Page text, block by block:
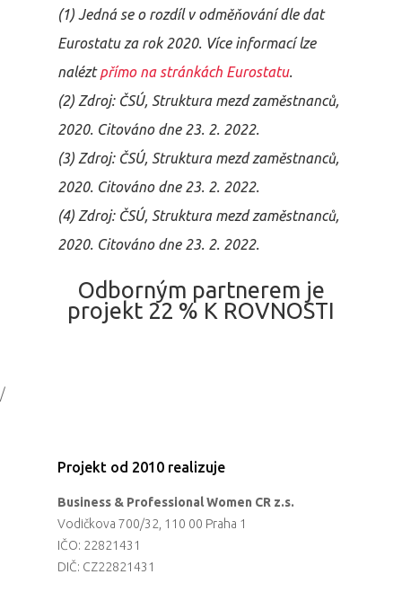
(1) Jedná se o rozdíl v odměňování dle dat
Eurostatu za rok 2020. Více informací lze
naléztpřímo na stránkách Eurostatu.
(2) Zdroj: ČSÚ, Struktura mezd zaměstnanců,
2020. Citováno dne 23. 2. 2022.
(3) Zdroj: ČSÚ, Struktura mezd zaměstnanců,
2020. Citováno dne 23. 2. 2022.
(4) Zdroj: ČSÚ, Struktura mezd zaměstnanců,
2020. Citováno dne 23. 2. 2022.
Odborným partnerem je
projekt 22 % K ROVNOSTI
/
Projekt od 2010 realizuje
Business & Professional Women CR z.s.
Vodičkova 700/32, 110 00 Praha 1
IČO: 22821431
DIČ: CZ22821431